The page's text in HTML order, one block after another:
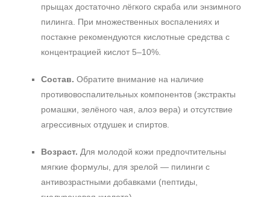
прыщах достаточно лёгкого скраба или энзимного
пилинга. При множественных воспалениях и
постакне рекомендуются кислотные средства с
концентрацией кислот 5–10%.
Состав. Обратите внимание на наличие
противовоспалительных компонентов (экстракты
ромашки, зелёного чая, алоэ вера) и отсутствие
агрессивных отдушек и спиртов.
Возраст. Для молодой кожи предпочтительны
мягкие формулы, для зрелой — пилинги с
антивозрастными добавками (пептиды,